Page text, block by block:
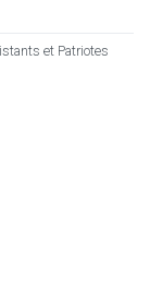
et Patriotes